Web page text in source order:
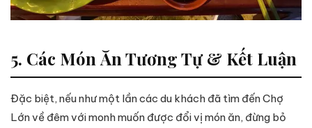
5. Các Món Ăn Tương Tự & Kết Luận
Đặc biệt, nếu như một lần các du khách đã tìm đến Chợ
Lớn về đêm với monh muốn được đổi vị món ăn, đừng bỏ